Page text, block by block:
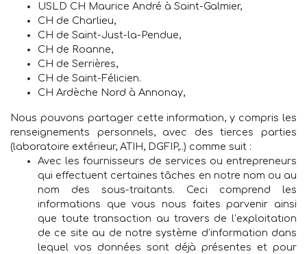
USLD CH Maurice André à Saint-Galmier,
CH de Charlieu,
CH de Saint-Just-la-Pendue,
CH de Roanne,
CH de Serrières,
CH de Saint-Félicien.
CH Ardèche Nord à Annonay,
Nous pouvons partager cette information, y compris les
renseignements personnels, avec des tierces parties
(laboratoire extérieur, ATIH, DGFIP,..) comme suit :
Avec les fournisseurs de services ou entrepreneurs
qui effectuent certaines tâches en notre nom ou au
nom des sous-traitants. Ceci comprend les
informations que vous nous faites parvenir ainsi
que toute transaction au travers de l’exploitation
de ce site au de notre système d’information dans
lequel vos données sont déjà présentes et pour